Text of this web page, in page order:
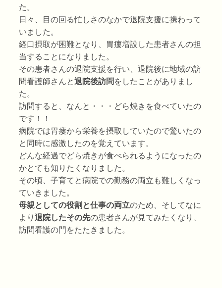
た。
日々、目の回る忙しさのなかで退院支援に携わって
いました。
経口摂取が困難となり、胃瘻増設した患者さんの担
当することになりました。
その患者さんの退院支援を行い、退院後に地域の訪
問看護師さんと退院後訪問 をしたことがありまし
た。
訪問すると、なんと・・・どら焼きを食べていたの
です！！
病院では胃瘻から栄養を摂取していたので驚いたの
と同時に感激したのを覚えています。
どんな経過でどら焼きが食べられるようになったの
かとても知りたくなりました。
その頃、子育てと病院での勤務の両立も難しくなっ
ていきました。
母親としての役割と仕事の両立のため、そしてなに
より退院したその先の患者さんが見てみたくなり、
訪問看護の門をたたきました。